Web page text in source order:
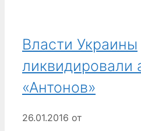
Власти Украины
ликвидировали
«Антонов»
26.01.2016 от